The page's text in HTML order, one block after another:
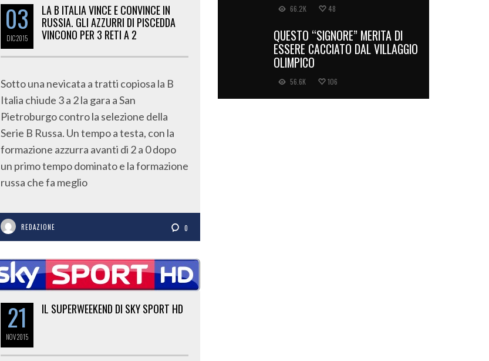
03
DIC2015
LA B ITALIA VINCE E CONVINCE IN
RUSSIA. GLI AZZURRI DI PISCEDDA
VINCONO PER 3 RETI A 2
Sotto una nevicata a tratti copiosa la B
Italia chiude 3 a 2 la gara a San
Pietroburgo contro la selezione della
Serie B Russa. Un tempo a testa, con la
formazione azzurra avanti di 2 a 0 dopo
un primo tempo dominato e la formazione
russa che fa meglio
REDAZIONE 0
21
NOV2015
IL SUPERWEEKEND DI SKY SPORT HD
66.2K 48
QUESTO “SIGNORE” MERITA DI
ESSERE CACCIATO DAL VILLAGGIO
OLIMPICO
56.6K 106